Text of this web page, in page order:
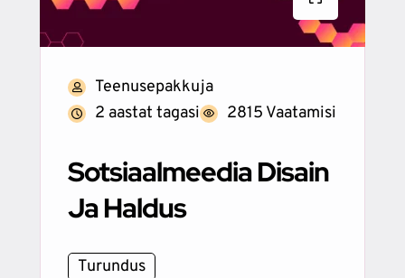
Teenusepakkuja
2 aastat tagasi
2815 Vaatamisi
Sotsiaalmeedia Disain
Ja Haldus
Turundus